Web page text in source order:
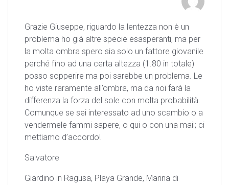
Grazie Giuseppe, riguardo la lentezza non è un
problema ho già altre specie esasperanti, ma per
la molta ombra spero sia solo un fattore giovanile
perché fino ad una certa altezza (1.80 in totale)
posso sopperire ma poi sarebbe un problema. Le
ho viste raramente all’ombra, ma da noi farà la
differenza la forza del sole con molta probabilità.
Comunque se sei interessato ad uno scambio o a
vendermele fammi sapere, o qui o con una mail; ci
mettiamo d’accordo!
Salvatore
Giardino in Ragusa, Playa Grande, Marina di